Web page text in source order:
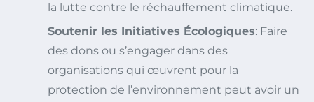
la lutte contre le réchauffement climatique.
Soutenir les Initiatives Écologiques: Faire
des dons ou s’engager dans des
organisations qui œuvrent pour la
protection de l’environnement peut avoir un